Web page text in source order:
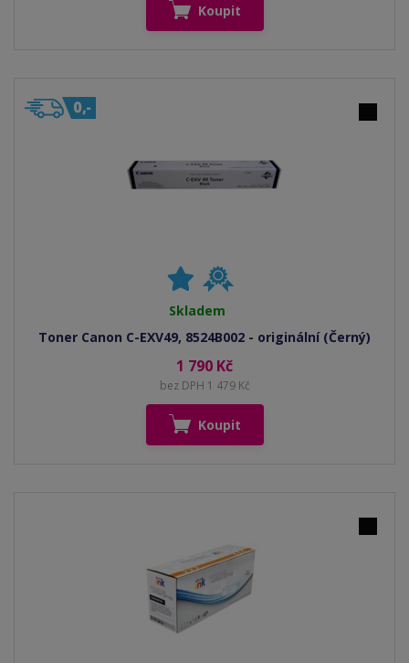
Koupit
Skladem
Toner Canon C-EXV49, 8524B002 - originální (Černý)
1 790 Kč
bez DPH 1 479 Kč
Koupit